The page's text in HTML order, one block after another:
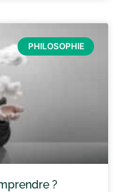
PHILOSOPHIE
?